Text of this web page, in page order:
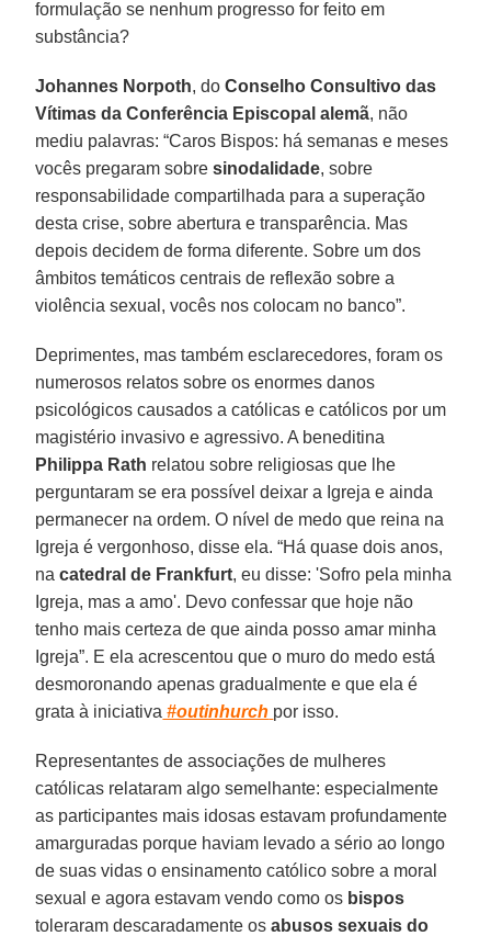
formulação se nenhum progresso for feito em
substância?
Johannes Norpoth, doConselho Consultivo das
Vítimas da Conferência Episcopal alemã, não
mediu palavras: “Caros Bispos: há semanas e meses
vocês pregaram sobresinodalidade, sobre
responsabilidade compartilhada para a superação
desta crise, sobre abertura e transparência. Mas
depois decidem de forma diferente. Sobre um dos
âmbitos temáticos centrais de reflexão sobre a
violência sexual, vocês nos colocam no banco”.
Deprimentes, mas também esclarecedores, foram os
numerosos relatos sobre os enormes danos
psicológicos causados a católicas e católicos por um
magistério invasivo e agressivo. A beneditina
Philippa Rath relatou sobre religiosas que lhe
perguntaram se era possível deixar a Igreja e ainda
permanecer na ordem. O nível de medo que reina na
Igreja é vergonhoso, disse ela. “Há quase dois anos,
nacatedral de Frankfurt, eu disse: 'Sofro pela minha
Igreja, mas a amo'. Devo confessar que hoje não
tenho mais certeza de que ainda posso amar minha
Igreja”. E ela acrescentou que o muro do medo está
desmoronando apenas gradualmente e que ela é
grata à iniciativa #outinhurch por isso.
Representantes de associações de mulheres
católicas relataram algo semelhante: especialmente
as participantes mais idosas estavam profundamente
amarguradas porque haviam levado a sério ao longo
de suas vidas o ensinamento católico sobre a moral
sexual e agora estavam vendo como os bispos
toleraram descaradamente osabusos sexuais do